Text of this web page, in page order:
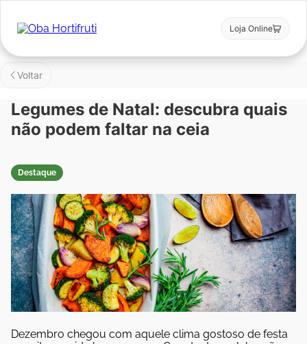
Loja Online
Voltar
Legumes de Natal: descubra quais
não podem faltar na ceia
Destaque
Dezembro chegou com aquele clima gostoso de festa